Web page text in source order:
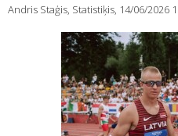
Andris Staģis, Statistiķis, 14/06/2026